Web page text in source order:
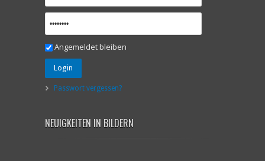
Angemeldet bleiben
Login
Passwort vergessen?
NEUIGKEITEN IN BILDERN